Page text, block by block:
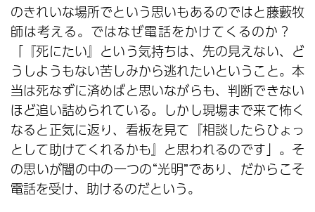
のきれいな場所でという思いもあるのではと藤藪牧
師は考える。ではなぜ電話をかけてくるのか？
「『死にたい』という気持ちは、先の見えない、ど
うしようもない苦しみから逃れたいということ。本
当は死なずに済めばと思いながらも、判断できない
ほど追い詰められている。しかし現場まで来て怖く
なると正気に返り、看板を見て『相談したらひょっ
として助けてくれるかも』と思われるのです」。そ
の思いが闇の中の一つの“光明”であり、だからこそ
電話を受け、助けるのだという。